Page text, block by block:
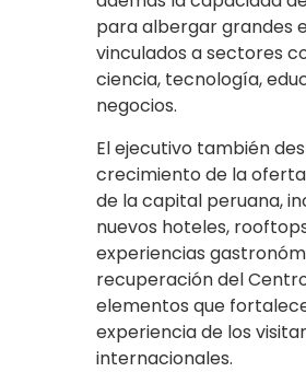
para albergar grandes
vinculados a sectores
ciencia, tecnología,
negocios.
El ejecutivo también
crecimiento de la
de la capital peruana,
nuevos hoteles,
experiencias
recuperación del
elementos que
experiencia de los
internacionales.